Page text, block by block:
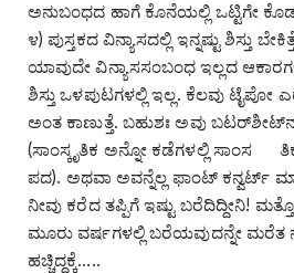
ಅನುಬಂಧದ ಹಾಗೆ ಕೊನೆಯಲ್ಲಿ ಒಟ್ಟಿಗೇ
೪) ಪುಸ್ತಕದ ವಿನ್ಯಾಸದಲ್ಲಿ ಇನ್ನಷ್ಟು ಶಿಸ್ತು
ಯಾವುದೇ ವಿನ್ಯಾಸಸಂಬಂಧ ಇಲ್ಲದ
ಶಿಸ್ತು ಒಳಪುಟಗಳಲ್ಲಿ ಇಲ್ಲ. ಕೆಲವು ಟೈಪೋ
ಅಂತ ಕಾಣುತ್ತೆ. ಬಹುಶಃ ಅವು
(ಸಾಂಸ್ಕೃತಿಕ ಅನ್ನೋ ಕಡೆಗಳಲ್ಲಿ ಸಾಂಸ
ಪದ). ಅಥವಾ ಅವನ್ನೆಲ್ಲ ಫಾಂಟ್ ಕನ್ವರ್ಟ್
ನೀವು ಕರೆದ ತಪ್ಪಿಗೆ ಇಷ್ಟು ಬರೆದಿದ್ದೀನಿ!
ಮೂರು ವರ್ಷಗಳಲ್ಲಿ ಬರೆಯವುದನ್ನೇ ಮರೆತ
ಹಚ್ಚಿದ್ದಕ್ಕೆ…..